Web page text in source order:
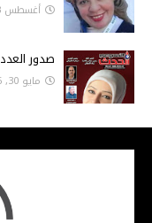
أغسطس 23, 2021
صدور العدد 183 لصحيفة الحدث الاسبوعي من لندن
مايو 30, 2026